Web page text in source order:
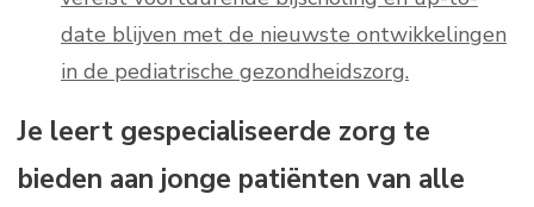
date blijven met de nieuwste ontwikkelingen
in de pediatrische gezondheidszorg.
Je leert gespecialiseerde zorg te
bieden aan jonge patiënten van alle